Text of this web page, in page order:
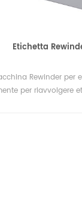
Etichetta
Rewinder per
per riavvolgere